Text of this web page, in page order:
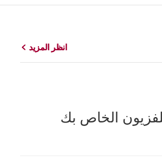
انظر المزيد
انظر المزيد